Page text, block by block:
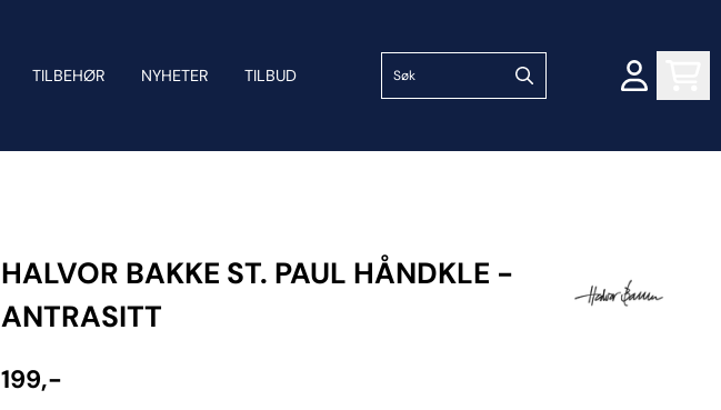
TILBEHØR NYHETER TILBUD
HALVOR BAKKE ST. PAUL HÅNDKLE -
ANTRASITT
199,-